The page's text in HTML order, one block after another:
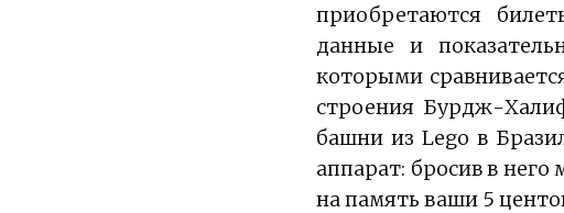
приобретаются
данные и
которыми
строения Бурдж-
башни из Lego в
аппарат: бросив в него
на память ваши 5